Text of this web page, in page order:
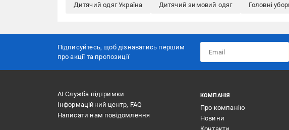
Дитячий одяг Україна Дитячий зимовий одяг Головні
Підписуйтесь, щоб дізнаватись першим
про акції та пропозиції
АІ Служба підтримки
Інформаційний центр, FAQ
Написати нам повідомлення
КОМПАНІЯ
Про компанію
Новини